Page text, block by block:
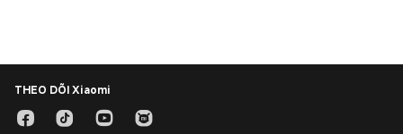
THEO DÕI Xiaomi